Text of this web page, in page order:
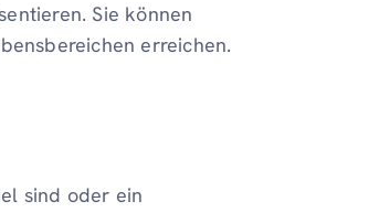
Sie können
erreichen.
sind oder ein